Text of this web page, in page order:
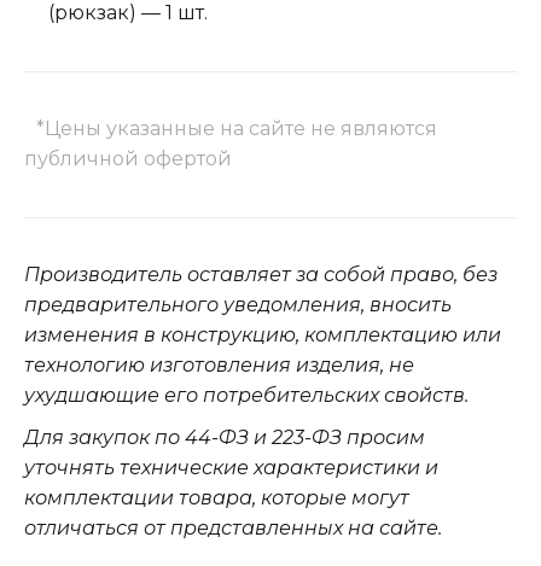
(рюкзак) — 1 шт.
*Цены указанные на сайте не являются
публичной офертой
Производитель оставляет за собой право, без
предварительного уведомления, вносить
изменения в конструкцию, комплектацию или
технологию изготовления изделия, не
ухудшающие его потребительских свойств.
Для закупок по 44-ФЗ и 223-ФЗ просим
уточнять технические характеристики и
комплектации товара, которые могут
отличаться от представленных на сайте.